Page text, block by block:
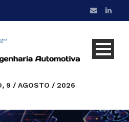
9 / AGOSTO / 2026